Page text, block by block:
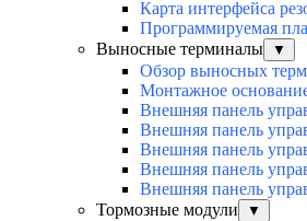
Карта интерфейса
Программируемая
Выносные терминалы
▼
Обзор выносных
Монтажное
Внешняя панель
Внешняя панель
Внешняя панель
Внешняя панель
Внешняя панель
Тормозные модули
▼